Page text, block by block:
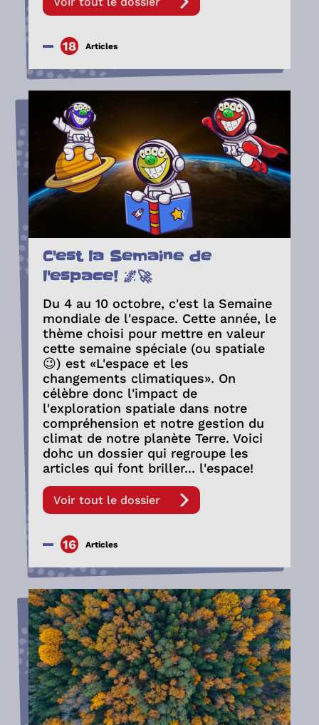
18 Articles
C'est la Semaine de
l'espace! 🌌🚀
Du 4 au 10 octobre, c'est la Semaine
mondiale de l'espace. Cette année, le
thème choisi pour mettre en valeur
cette semaine spéciale (ou spatiale
😉) est «L'espace et les
changements climatiques». On
célèbre donc l'impact de
l'exploration spatiale dans notre
compréhension et notre gestion du
climat de notre planète Terre. Voici
dohc un dossier qui regroupe les
articles qui font briller... l'espace!
Voir tout le dossier
16 Articles